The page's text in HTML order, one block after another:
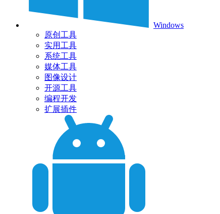
Windows
原创工具
实用工具
系统工具
媒体工具
图像设计
开源工具
编程开发
扩展插件